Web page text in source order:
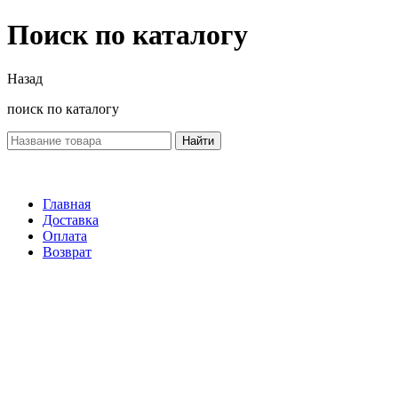
Поиск по каталогу
Назад
поиск по каталогу
Найти
Главная
Доставка
Оплата
Возврат